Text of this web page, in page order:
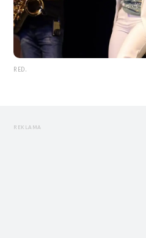
RED.
REKLAMA